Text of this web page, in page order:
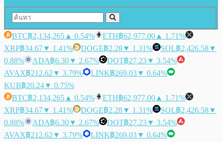
BTC฿2,134,265 ▲ 0.54% ETH฿62,977.00 ▲ 1.71%
XRP฿34.67▼ 1.41% DOGE฿2.28▼ 1.31% SOL฿2,426.58▼
0.88%
ADA฿6.30▼ 2.67% DOT฿27.23▼ 3.54%
AVAX฿212.62 ▼ 3.79% LINK฿269.03▼ 0.64%
KUB฿20.24▼ 0.75%
BTC฿2,134,265 ▲ 0.54% ETH฿62,977.00 ▲ 1.71%
XRP฿34.67▼ 1.41% DOGE฿2.28▼ 1.31% SOL฿2,426.58▼
0.88%
ADA฿6.30▼ 2.67% DOT฿27.23▼ 3.54%
AVAX฿212.62 ▼ 3.79% LINK฿269.03▼ 0.64%